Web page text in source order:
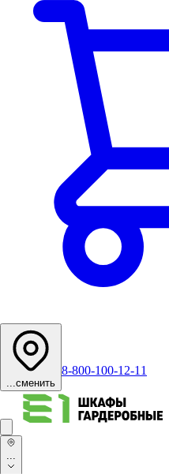
...сменить
8-800-100-12-11
...